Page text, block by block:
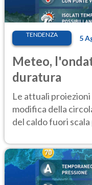
TENDENZA 5
Meteo,
duratura
Le attuali
modifica della
del caldo fuori